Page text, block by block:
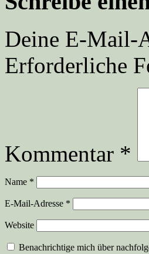
Deine E-Mail-
Erforderliche
Kommentar *
Name *
E-Mail-Adresse *
Website
Benachrichtige mich über